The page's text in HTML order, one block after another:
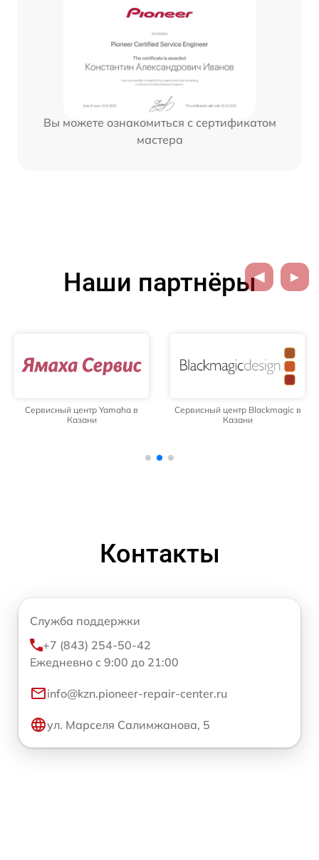
Вы можете ознакомиться с сертификатом
мастера
Наши партнёры
Сервисный центр Yamaha в
Казани
Сервисный центр Blackmagic в
Казани
Контакты
Служба поддержки
+7 (843) 254-50-42
Ежедневно с 9:00 до 21:00
info@kzn.pioneer-repair-center.ru
ул. Марселя Салимжанова, 5